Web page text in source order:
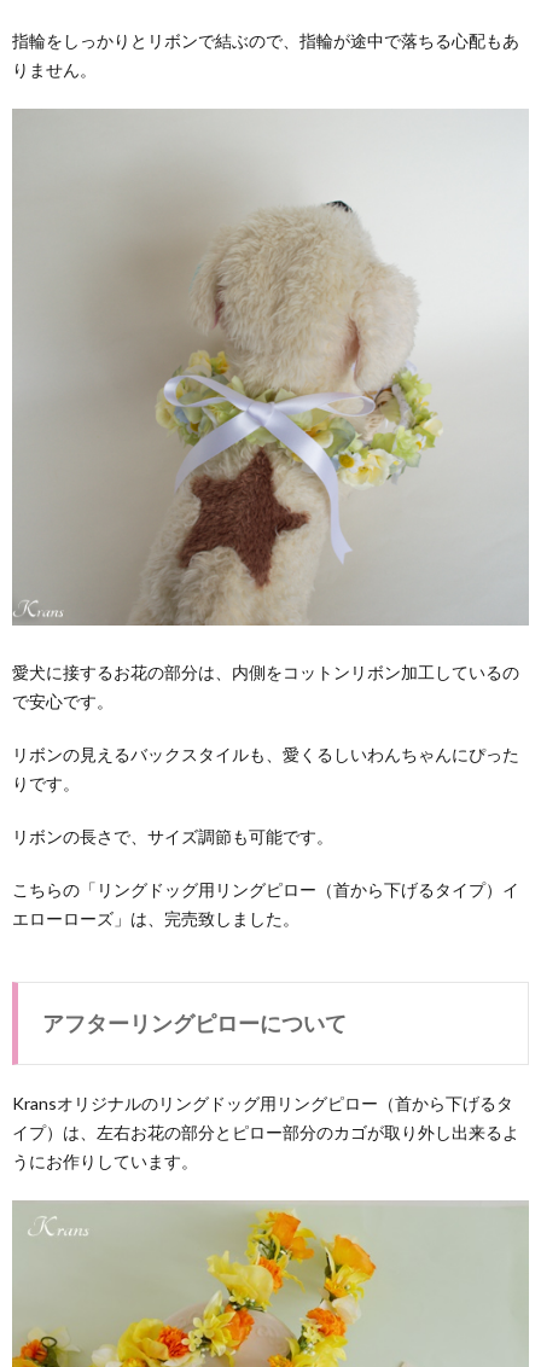
指輪をしっかりとリボンで結ぶので、指輪が途中で落ちる心配もあ
りません。
愛犬に接するお花の部分は、内側をコットンリボン加工しているの
で安心です。
リボンの見えるバックスタイルも、愛くるしいわんちゃんにぴった
りです。
リボンの長さで、サイズ調節も可能です。
こちらの「リングドッグ用リングピロー（首から下げるタイプ）イ
エローローズ」は、完売致しました。
アフターリングピローについて
Kransオリジナルのリングドッグ用リングピロー（首から下げるタ
イプ）は、左右お花の部分とピロー部分のカゴが取り外し出来るよ
うにお作りしています。